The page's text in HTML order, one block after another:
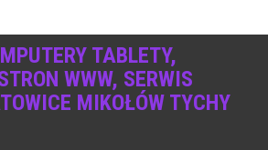
TABLETY,
WWW, SERWIS
MIKOŁÓW TYCHY